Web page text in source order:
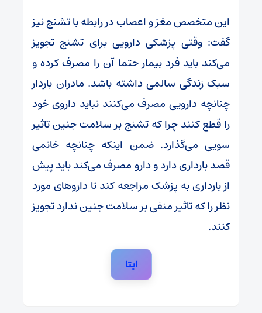
این متخصص مغز و اعصاب در رابطه با تشنج نیز
گفت: وقتی پزشکی دارویی برای تشنج تجویز
می‌کند باید فرد بیمار حتما آن را مصرف کرده و
سبک زندگی سالمی داشته باشد. مادران باردار
چنانچه دارویی مصرف می‌کنند نباید داروی خود
را قطع کنند چرا که تشنج بر سلامت جنین تاثیر
سویی می‌گذارد. ضمن اینکه چنانچه خانمی
قصد بارداری دارد و دارو مصرف می‌کند باید پیش
از بارداری به پزشک مراجعه کند تا دارو‌های مورد
نظر را که تاثیر منفی بر سلامت جنین ندارد تجویز
کنند.
ایتا